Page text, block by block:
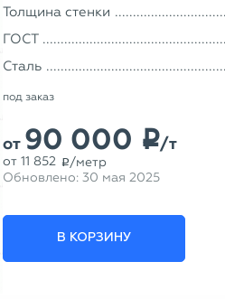
Толщина стенки
ГОСТ
Сталь
под заказ
от 90 000 p/т
от 11 852 p /метр
Обновлено: 30 мая 2025
В КОРЗИНУ